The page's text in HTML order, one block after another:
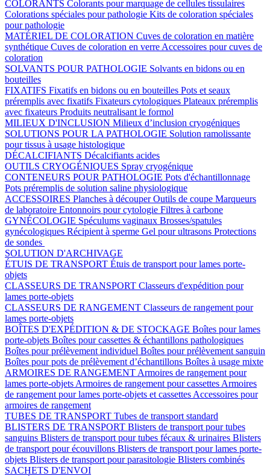
COLORANTS Colorants pour marquage de cellules tissulaires
Colorations spéciales pour pathologie Kits de coloration spéciales
pour pathologie
MATÉRIEL DE COLORATION Cuves de coloration en matière
synthétique Cuves de coloration en verre Accessoires pour cuves de
coloration
SOLVANTS POUR PATHOLOGIE Solvants en bidons ou en
bouteilles
FIXATIFS Fixatifs en bidons ou en bouteilles Pots et seaux
préremplis avec fixatifs Fixateurs cytologiques Plateaux préremplis
avec fixateurs Produits neutralisant le formol
MILIEUX D'INCLUSION Milieux d’inclusion cryogéniques
SOLUTIONS POUR LA PATHOLOGIE Solution ramolissante
pour tissus à usage histologique
DÉCALCIFIANTS Décalcifiants acides
OUTILS CRYOGÉNIQUES Spray cryogénique
CONTENEURS POUR PATHOLOGIE Pots d'échantillonnage
Pots préremplis de solution saline physiologique
ACCESSOIRES Planches à découperOutils de coupe Marqueurs
de laboratoire Entonnoirs pour cytologie Filtres à carbone
GYNÉCOLOGIE Spéculums vaginaux Brosses/spatules
gynécologiques Récipient à sperme Gel pour ultrasons Protections
de sondes
SOLUTION D'ARCHIVAGE
ÉTUIS DE TRANSPORT Étuis de transport pour lames porte-
objets
CLASSEURS DE TRANSPORT Classeurs d'expédition pour
lames porte-objets
CLASSEURS DE RANGEMENT Classeurs de rangement pour
lames porte-objets
BOÎTES D'EXPÉDITION & DE STOCKAGE Boîtes pour lames
porte-objets Boîtes pour cassettes & échantillons pathologiques
Boîtes pour prélèvement individuel Boîtes pour prélèvement sanguin
Boîtes pour pots de prélèvement d’échantillons Boîtes à usage mixte
ARMOIRES DE RANGEMENT Armoires de rangement pour
lames porte-objets Armoires de rangement pour cassettes Armoires
de rangement pour lames porte-objets et cassettes Accessoires pour
armoires de rangement
TUBES DE TRANSPORT Tubes de transport standard
BLISTERS DE TRANSPORT Blisters de transport pour tubes
sanguins Blisters de transport pour tubes fécaux & urinaires Blisters
de transport pour écouvillons Blisters de transport pour lames porte-
objets Blisters de transport pour parasitologie Blisters combinés
SACHETS D'ENVOI